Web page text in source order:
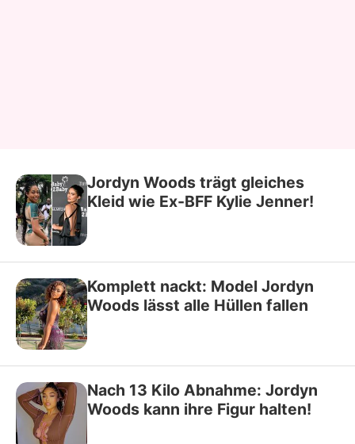
Jordyn Woods trägt gleiches
Kleid wie Ex-BFF Kylie Jenner!
Komplett nackt: Model Jordyn
Woods lässt alle Hüllen fallen
Nach 13 Kilo Abnahme: Jordyn
Woods kann ihre Figur halten!